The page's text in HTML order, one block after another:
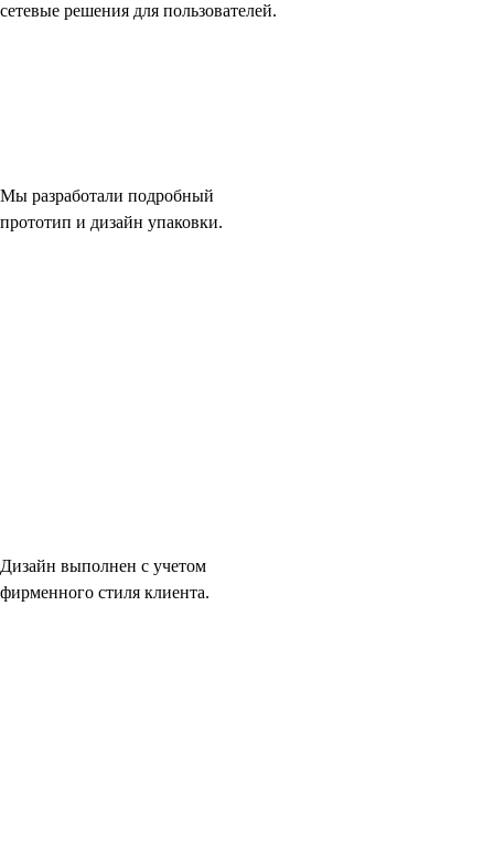
сетевые решения для пользователей.
Мы разработали подробный
прототип и дизайн упаковки.
Дизайн выполнен с учетом
фирменного стиля клиента.